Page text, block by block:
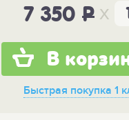
7 350 P x
В
Быстрая покупка 1